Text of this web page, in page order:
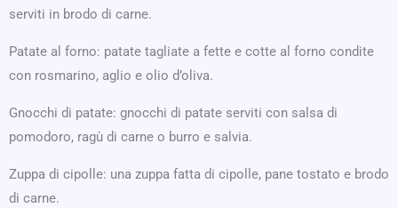
serviti in brodo di carne.
Patate al forno: patate tagliate a fette e cotte al forno condite
con rosmarino, aglio e olio d’oliva.
Gnocchi di patate: gnocchi di patate serviti con salsa di
pomodoro, ragù di carne o burro e salvia.
Zuppa di cipolle: una zuppa fatta di cipolle, pane tostato e brodo
di carne.